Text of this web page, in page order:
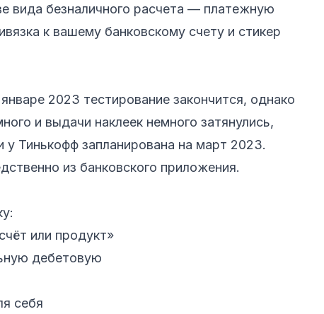
вида безналичного расчета — платежную
к вашему банковскому счету и стикер
2023 тестирование закончится, однако
и выдачи наклеек немного затянулись,
Тинькофф запланирована на март 2023.
из банковского приложения.
или продукт»
дебетовую
себя